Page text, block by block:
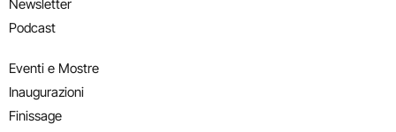
Newsletter
Podcast
Eventi e Mostre
Inaugurazioni
Finissage